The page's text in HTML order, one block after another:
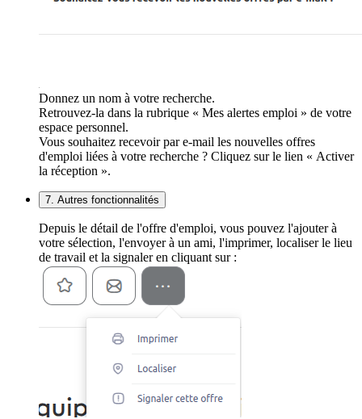
Donnez un nom à votre recherche.
Retrouvez-la dans la rubrique « Mes alertes emploi » de votre
espace personnel.
Vous souhaitez recevoir par e-mail les nouvelles offres
d'emploi liées à votre recherche ? Cliquez sur le lien « Activer
la réception ».
7. Autres fonctionnalités
Depuis le détail de l'offre d'emploi, vous pouvez l'ajouter à
votre sélection, l'envoyer à un ami, l'imprimer, localiser le lieu
de travail et la signaler en cliquant sur :